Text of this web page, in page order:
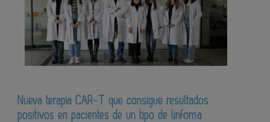
Nueva terapia CAR-T que consigue resultados
positivos en pacientes de un tipo de linfoma